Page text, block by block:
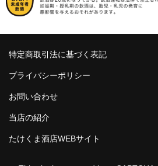
特定商取引法に基づく表記
プライバシーポリシー
お問い合わせ
当店の紹介
たけくま酒店WEBサイト